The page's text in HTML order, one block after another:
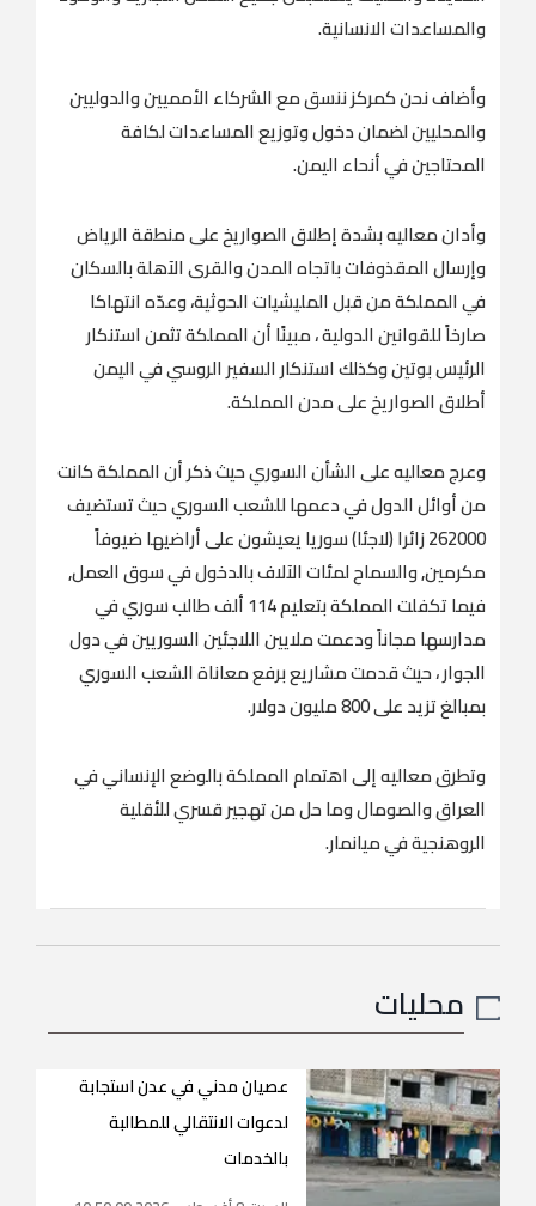
والمساعدات الانسانية.
وأضاف نحن كمركز ننسق مع الشركاء الأمميين والدوليين
والمحليين لضمان دخول وتوزيع المساعدات لكافة
المحتاجين في أنحاء اليمن.
وأدان معاليه بشدة إطلاق الصواريخ على منطقة الرياض
وإرسال المقذوفات باتجاه المدن والقرى الآهلة بالسكان
في المملكة من قبل المليشيات الحوثية، وعدّه انتهاكا
صارخاً للقوانين الدولية ، مبينًا أن المملكة تثمن استنكار
الرئيس بوتين وكذلك استنكار السفير الروسي في اليمن
أطلاق الصواريخ على مدن المملكة.
وعرج معاليه على الشأن السوري حيث ذكر أن المملكة كانت
من أوائل الدول في دعمها للشعب السوري حيث تستضيف
262000 زائرا (لاجئا) سوريا يعيشون على أراضيها ضيوفاً
مكرمين, والسماح لمئات الآلاف بالدخول في سوق العمل,
فيما تكفلت المملكة بتعليم 114 ألف طالب سوري في
مدارسها مجاناً ودعمت ملايين اللاجئين السوريين في دول
الجوار ، حيث قدمت مشاريع برفع معاناة الشعب السوري
بمبالغ تزيد على 800 مليون دولار.
وتطرق معاليه إلى اهتمام المملكة بالوضع الإنساني في
العراق والصومال وما حل من تهجير قسري للأقلية
الروهنجية في ميانمار.
محليات
عصيان مدني في عدن استجابة
لدعوات الانتقالي للمطالبة
بالخدمات